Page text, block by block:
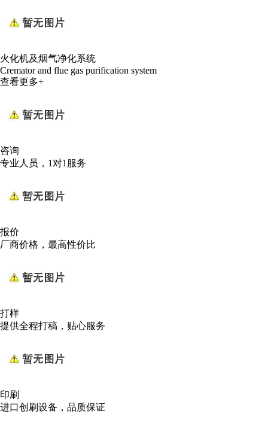
火化机及烟气净化系统
Cremator and flue gas purification system
查看更多+
咨询
专业人员，1对1服务
报价
厂商价格，最高性价比
打样
提供全程打稿，贴心服务
印刷
进口创刷设备，品质保证